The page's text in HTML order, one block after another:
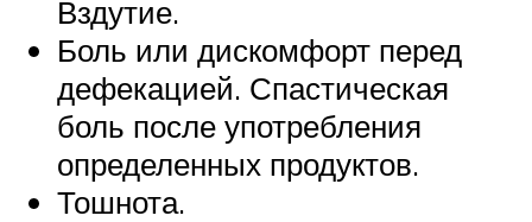
Вздутие.
Боль или дискомфорт перед
дефекацией. Спастическая
боль после употребления
определенных продуктов.
Тошнота.